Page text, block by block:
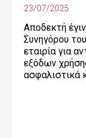
23/07/2025
Αποδεκτή
Συνηγόρου
εταιρία για
εξόδων
ασφαλιστικά